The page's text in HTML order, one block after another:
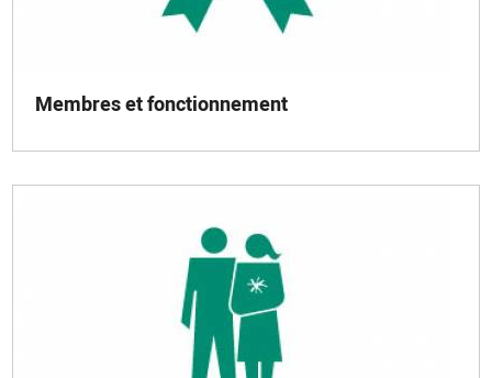
Membres et fonctionnement